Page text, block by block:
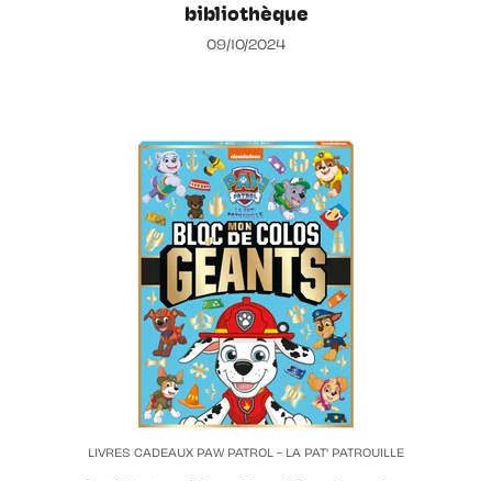
bibliothèque
09/10/2024
LIVRES CADEAUX PAW PATROL - LA PAT' PATROUILLE